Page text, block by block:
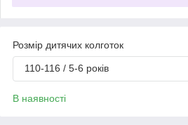
Розмір дитячих колготок
110-116 / 5-6 років
В наявності